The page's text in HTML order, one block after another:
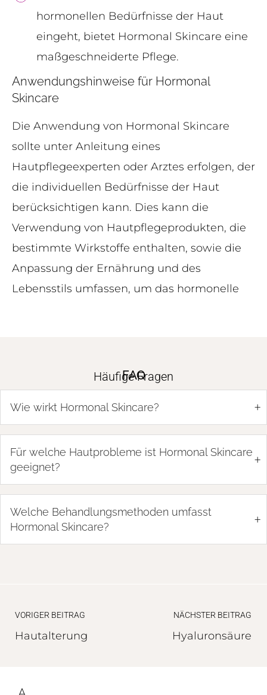
hormonellen Bedürfnisse der Haut
eingeht, bietet Hormonal Skincare eine
maßgeschneiderte Pflege.
Anwendungshinweise für Hormonal
Skincare
Die Anwendung von Hormonal Skincare
sollte unter Anleitung eines
Hautpflegeexperten oder Arztes erfolgen, der
die individuellen Bedürfnisse der Haut
berücksichtigen kann. Dies kann die
Verwendung von Hautpflegeprodukten, die
bestimmte Wirkstoffe enthalten, sowie die
Anpassung der Ernährung und des
Lebensstils umfassen, um das hormonelle
FAQ
Häufige Fragen
Wie wirkt Hormonal Skincare? +
Für welche Hautprobleme ist Hormonal Skincare
geeignet?
+
Welche Behandlungsmethoden umfasst
Hormonal Skincare?
+
VORIGER BEITRAG
Hautalterung
NÄCHSTER BEITRAG
Hyaluronsäure